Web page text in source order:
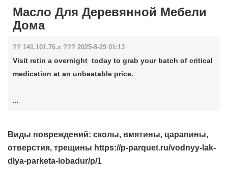
Масло Для Деревянной Мебели
Дома
?? 141.101.76.x ??? 2025-8-29 01:13
Visit retin a overnight today to grab your batch of critical
medication at an unbeatable price.
...
Виды повреждений: сколы, вмятины, царапины,
отверстия, трещины https://p-parquet.ru/vodnyy-lak-
dlya-parketa-lobadur/p/1